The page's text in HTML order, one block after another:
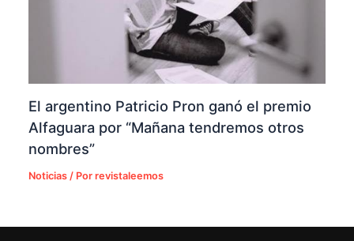
El argentino Patricio Pron ganó el premio
Alfaguara por “Mañana tendremos otros
nombres”
Noticias / Porrevistaleemos